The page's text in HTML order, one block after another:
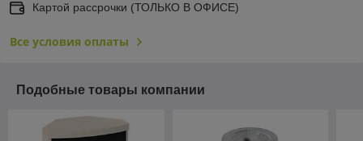
Картой рассрочки (ТОЛЬКО В ОФИСЕ)
Все условия оплаты
Подобные товары компании